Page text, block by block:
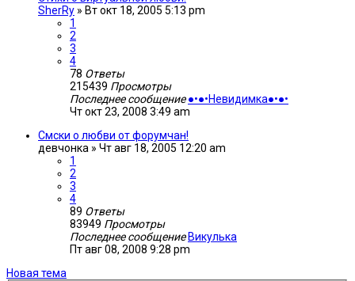
SherRy » Вт окт 18, 2005 5:13 pm
1
2
3
4
78 Ответы
215439 Просмотры
Последнее сообщение●•●•Невидимка●•●•
Чт окт 23, 2008 3:49 am
Смски о любви от форумчан!
девчонка » Чт авг 18, 2005 12:20 am
1
2
3
4
89 Ответы
83949 Просмотры
Последнее сообщение Викулька
Пт авг 08, 2008 9:28 pm
Новая тема